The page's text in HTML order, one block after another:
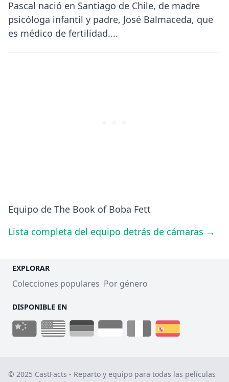
Pascal nació en Santiago de Chile, de madre
psicóloga infantil y padre, José Balmaceda, que
es médico de fertilidad....
Equipo de The Book of Boba Fett
Lista completa del equipo detrás de cámaras →
EXPLORAR
Colecciones populares Por género
DISPONIBLE EN
© 2025 CastFacts - Reparto y equipo para todas las películas